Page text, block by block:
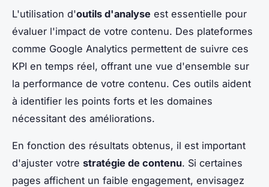
L'utilisation d'outils d'analyse est essentielle pour
évaluer l'impact de votre contenu. Des plateformes
comme Google Analytics permettent de suivre ces
KPI en temps réel, offrant une vue d'ensemble sur
la performance de votre contenu. Ces outils aident
à identifier les points forts et les domaines
nécessitant des améliorations.
En fonction des résultats obtenus, il est important
d'ajuster votre stratégie de contenu. Si certaines
pages affichent un faible engagement, envisagez